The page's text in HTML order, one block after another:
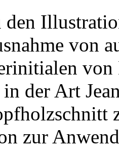
den
von
von
der Art
zur